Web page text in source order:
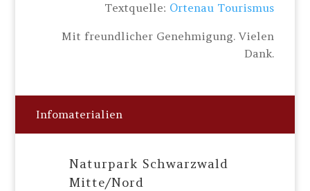
Textquelle: Ortenau Tourismus
Mit freundlicher Genehmigung. Vielen
Dank.
Infomaterialien
Naturpark Schwarzwald
Mitte/Nord